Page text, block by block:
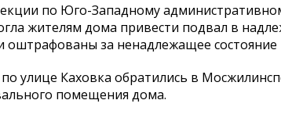
по Юго-Западному
жителям дома привести подвал в
за ненадлежащее состояние
улице Каховка обратились в
помещения дома.